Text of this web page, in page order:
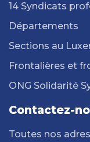
14 Syndicats
Départements
Sections au
Frontalières et
ONG Solidarité
Contactez-
Toutes nos